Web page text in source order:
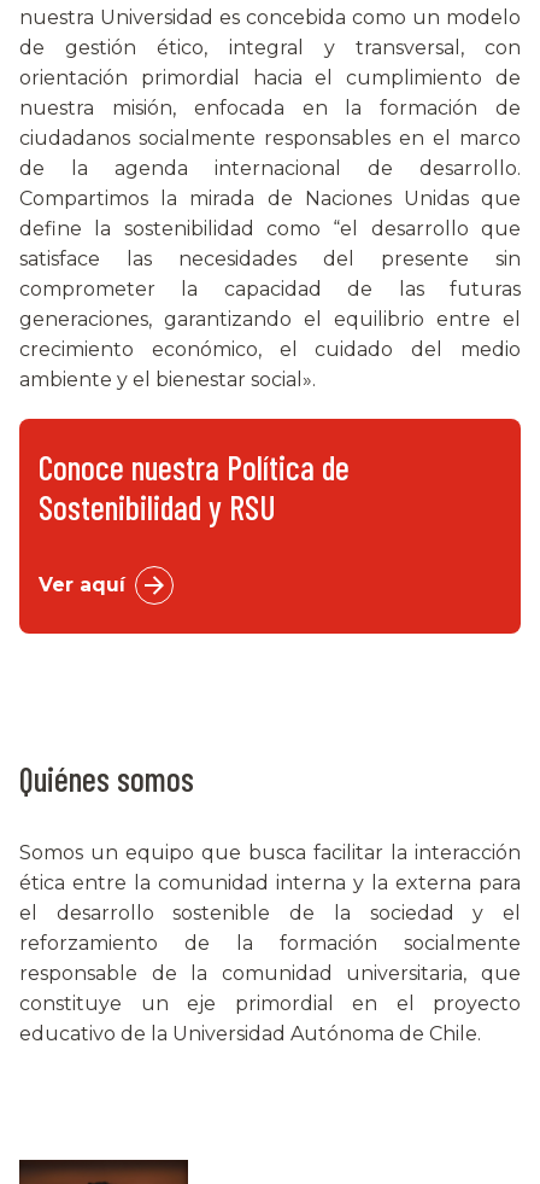
nuestra Universidad es concebida como un modelo
de gestión ético, integral y transversal, con
orientación primordial hacia el cumplimiento de
nuestra misión, enfocada en la formación de
ciudadanos socialmente responsables en el marco
de la agenda internacional de desarrollo.
Compartimos la mirada de Naciones Unidas que
define la sostenibilidad como “el desarrollo que
satisface las necesidades del presente sin
comprometer la capacidad de las futuras
generaciones, garantizando el equilibrio entre el
crecimiento económico, el cuidado del medio
ambiente y el bienestar social».
Conoce nuestra Política de
Sostenibilidad y RSU
Ver aquí
Quiénes somos
Somos un equipo que busca facilitar la interacción
ética entre la comunidad interna y la externa para
el desarrollo sostenible de la sociedad y el
reforzamiento de la formación socialmente
responsable de la comunidad universitaria, que
constituye un eje primordial en el proyecto
educativo de la Universidad Autónoma de Chile.